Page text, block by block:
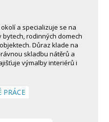
okolí a specializuje se na
rodinných domech
Důraz klade na
skladbu nátěrů a
výmalby interiérů i
PRÁCE